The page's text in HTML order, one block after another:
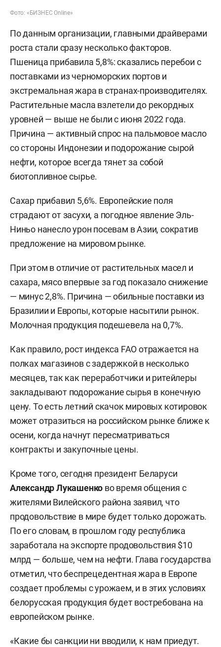
Фото: «БИЗНЕС Online»
По данным организации, главными драйверами
роста стали сразу несколько факторов.
Пшеница прибавила 5,8%: сказались перебои с
поставками из черноморских портов и
экстремальная жара в странах-производителях.
Растительные масла взлетели до рекордных
уровней — выше не были с июня 2022 года.
Причина — активный спрос на пальмовое масло
со стороны Индонезии и подорожание сырой
нефти, которое всегда тянет за собой
биотопливное сырье.
Сахар прибавил 5,6%. Европейские поля
страдают от засухи, а погодное явление Эль-
Ниньо нанесло урон посевам в Азии, сократив
предложение на мировом рынке.
При этом в отличие от растительных масел и
сахара, мясо впервые за год показало снижение
— минус 2,8%. Причина — обильные поставки из
Бразилии и Европы, которые насытили рынок.
Молочная продукция подешевела на 0,7%.
Как правило, рост индекса FAO отражается на
полках магазинов с задержкой в несколько
месяцев, так как переработчики и ритейлеры
закладывают подорожание сырья в конечную
цену. То есть летний скачок мировых котировок
может отразиться на российском рынке ближе к
осени, когда начнут пересматриваться
контракты и закупочные цены.
Кроме того, сегодня президент Беларуси
Александр Лукашенко во время общения с
жителями Вилейского района заявил, что
продовольствие в мире будет только дорожать.
По его словам, в прошлом году республика
заработала на экспорте продовольствия $10
млрд — больше, чем на нефти. Глава государства
отметил, что беспрецедентная жара в Европе
создает проблемы с урожаем, и в этих условиях
белорусская продукция будет востребована на
европейском рынке.
«Какие бы санкции ни вводили, к нам приедут.